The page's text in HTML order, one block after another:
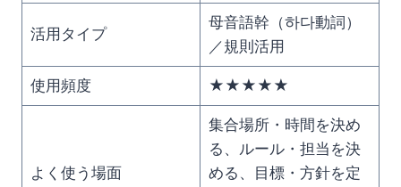
活用タイプ
母音語幹（하다動詞）
／規則活用
使用頻度 ★★★★★
よく使う場面
集合場所・時間を決め
る、ルール・担当を決
める、目標・方針を定